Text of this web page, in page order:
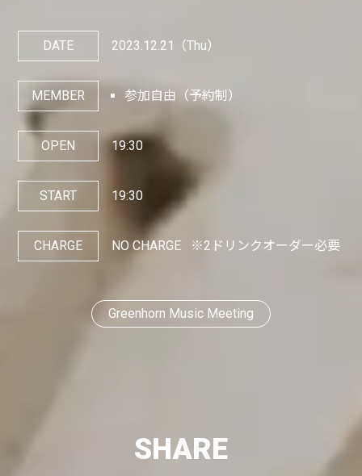
DATE 2023.12.21 （Thu）
MEMBER 参加自由（予約制）
OPEN 19:30
START 19:30
CHARGE NO CHARGE ※2ドリンクオーダー必要
Greenhorn Music Meeting
SHARE